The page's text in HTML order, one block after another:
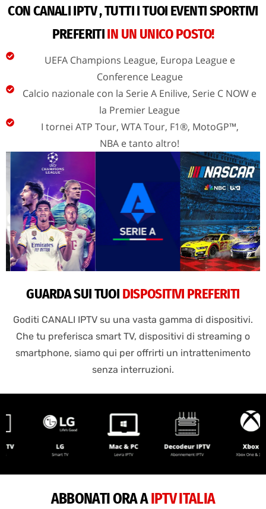
CON CANALI IPTV , TUTTI I TUOI EVENTI SPORTIVI
PREFERITIIN UN UNICO POSTO!
UEFA Champions League, Europa League e
Conference League
Calcio nazionale con la Serie A Enilive, Serie C NOW e
la Premier League
I tornei ATP Tour, WTA Tour, F1®, MotoGP™,
NBA e tanto altro!
GUARDA SUI TUOI DISPOSITIVI PREFERITI
Goditi CANALI IPTV su una vasta gamma di dispositivi.
Che tu preferisca smart TV, dispositivi di streaming o
smartphone, siamo qui per offrirti un intrattenimento
senza interruzioni.
ABBONATI ORA AIPTV ITALIA